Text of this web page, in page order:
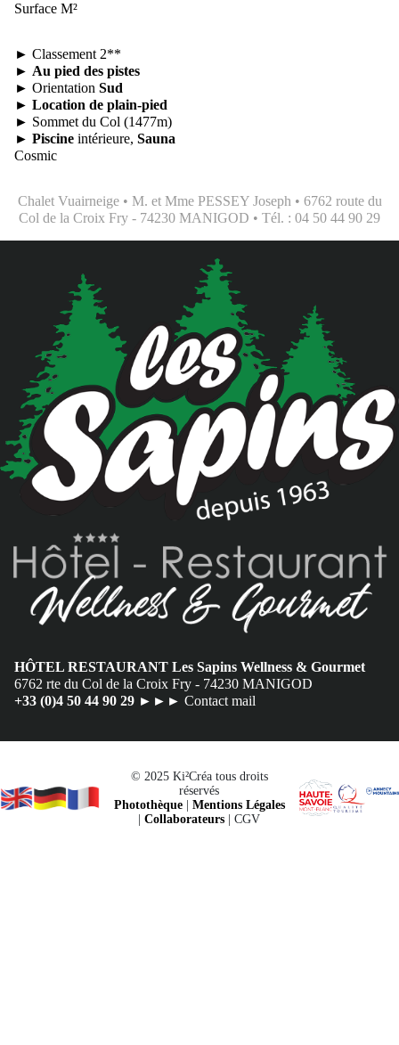
Surface M²
► Classement 2**
► Au pied des pistes
► Orientation Sud
► Location de plain-pied
► Sommet du Col (1477m)
► Piscine intérieure, Sauna
Cosmic
Chalet Vuairneige • M. et Mme PESSEY Joseph • 6762 route du
Col de la Croix Fry - 74230 MANIGOD • Tél. : 04 50 44 90 29
HÔTEL RESTAURANT Les Sapins Wellness & Gourmet
6762 rte du Col de la Croix Fry - 74230 MANIGOD
+33 (0)4 50 44 90 29 ►►► Contact mail
© 2025 Ki²Créa tous droits
réservés
Photothèque| Mentions Légales
|Collaborateurs | CGV